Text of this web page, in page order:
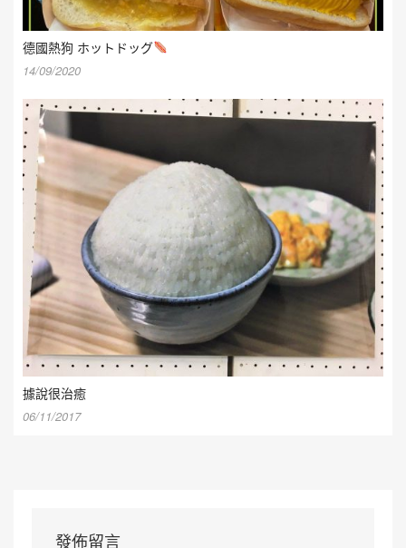
德國熱狗 ホットドッグ
14/09/2020
據說很治癒
06/11/2017
發佈留言